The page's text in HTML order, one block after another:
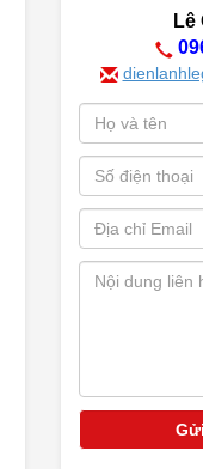
Lê